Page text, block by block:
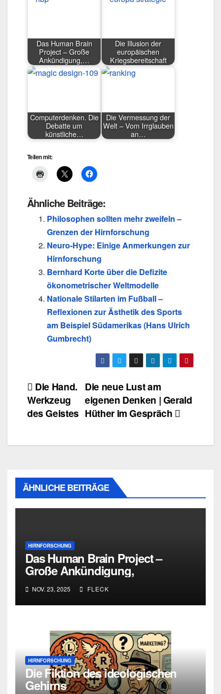
Das Human Brain
Project – Große
Ankündigung,…
Die Illusion der
europäischen
Kriegsbereitschaft
Computerdenken. Die
Debatte um
künstliche…
Die Vermessung der
Welt – Vom Irrglauben
an…
Teilen mit:
Ähnliche Beiträge:
Philosophen sollten mehr zweifeln –
Grenzen der Hirnforschung
Neuro-Hype: Einige Anmerkungen zur
Hirnforschung
Bernhard Korte über die Defizite
ökonometrischer Weltmodelle
Nationale Stilarten im Fußball –
Reflexionen zur Ästhetik des Sports
am Beispiel Südamerikas (Hans Ulrich
Gumbrecht)
Beitragsnavigation
Die neue Lust am
eigenen Denken | Gerald
Hüther im Gespräch
Die Hand.
Werkzeug
des Geistes
ÄHNLICHE BEITRÄGE
HIRNFORSCHUNG
Das Human Brain Project –
Große Ankündigung,
fragmentierte Ergebnisse
NOV. 23, 2025 FLECK
HIRNFORSCHUNG
Die Fiktion des ideologischen
Gehirns